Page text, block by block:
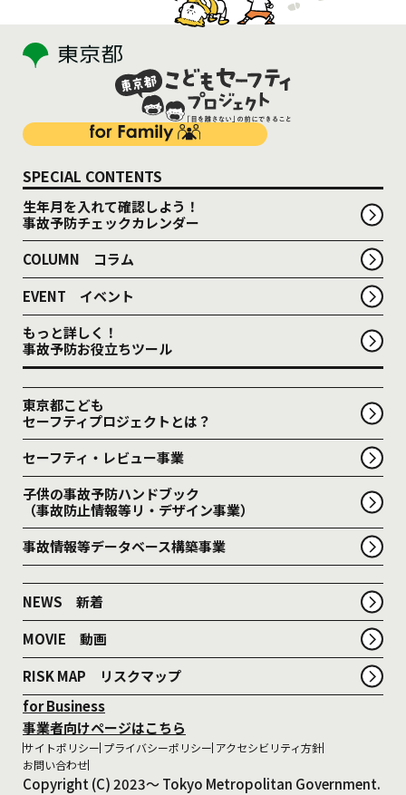
for Business
事業者向けページはこちら
SPECIAL CONTENTS
生年月を入れて確認しよう！
事故予防チェックカレンダー
COLUMN コラム
EVENT イベント
もっと詳しく！
事故予防お役立ちツール
東京都こども
セーフティプロジェクトとは？
セーフティ・レビュー事業
子供の事故予防ハンドブック
（事故防止情報等リ・デザイン事業）
事故情報等データベース構築事業
NEWS 新着
MOVIE 動画
RISK MAP リスクマップ
サイトポリシー プライバシーポリシー アクセシビリティ方針
お問い合わせ
Copyright (C) 2023～ Tokyo Metropolitan Government.